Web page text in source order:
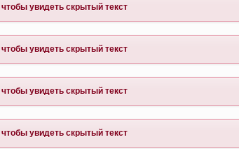
чтобы увидеть скрытый текст
чтобы увидеть скрытый текст
чтобы увидеть скрытый текст
чтобы увидеть скрытый текст